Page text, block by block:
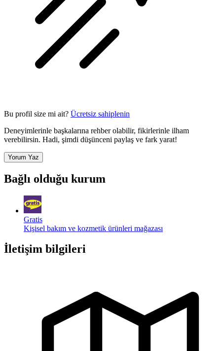
Bu profil size mi ait? Ücretsiz sahiplenin
Deneyimlerinle başkalarına rehber olabilir, fikirlerinle ilham
verebilirsin. Hadi, şimdi düşünceni paylaş ve fark yarat!
Yorum Yaz
Bağlı olduğu kurum
Gratis
Kişisel bakım ve kozmetik ürünleri mağazası
İletişim bilgileri